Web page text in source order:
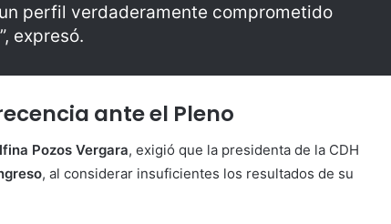
perfil verdaderamente comprometido
expresó.
ante el Pleno
Pozos Vergara, exigió que la presidenta de la CDH
, al considerar insuficientes los resultados de su